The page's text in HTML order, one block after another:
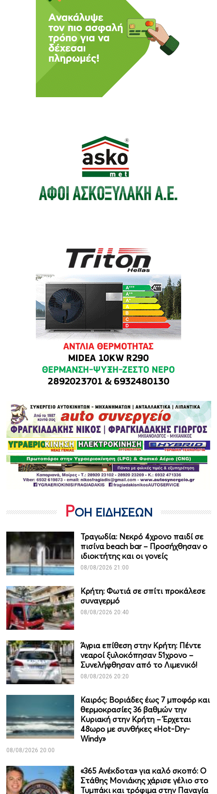
ΡΟΗ ΕΙΔΗΣΕΩΝ
Τραγωδία: Νεκρό 4χρονο παιδί σε
πισίνα beach bar – Προσήχθησαν ο
ιδιοκτήτης και οι γονείς
08/08/2026 21:00
Κρήτη: Φωτιά σε σπίτι προκάλεσε
συναγερμό
08/08/2026 20:40
Άγρια επίθεση στην Κρήτη: Πέντε
νεαροί ξυλοκόπησαν 51χρονο –
Συνελήφθησαν από το Λιμενικό!
08/08/2026 20:20
Καιρός: Βοριάδες έως 7 μποφόρ και
θερμοκρασίες 36 βαθμών την
Κυριακή στην Κρήτη – Έρχεται
48ωρο με συνθήκες «Hot-Dry-
Windy»
08/08/2026 20:00
«365 Ανέκδοτα» για καλό σκοπό: Ο
Στάθης Μονιάκης χάρισε γέλιο στο
Τυμπάκι και τρόφιμα στην Παναγία